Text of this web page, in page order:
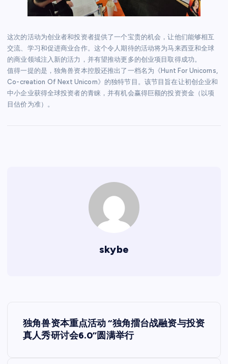
这次的活动为创业者和投资者提供了一个宝贵的机会，让他们能够相互
交流、学习和促进商业合作。这个令人期待的活动将为马来西亚和全球
的商业领域注入新的活力，并有望推动更多的创业项目取得成功。
值得一提的是，独角兽资本控股还推出了一档名为《Hunt For Unicorns,
Co-creation Of Next Unicorn》的独特节目。该节目旨在让初创企业和
中小企业获得全球投资者的青睐，并有机会赢得巨额的投资资金（以项
目估价为准）。
skybe
文
章
独角兽资本重点活动 “独角擂台战融资与投资
真人秀研讨会6.0”圆满举行